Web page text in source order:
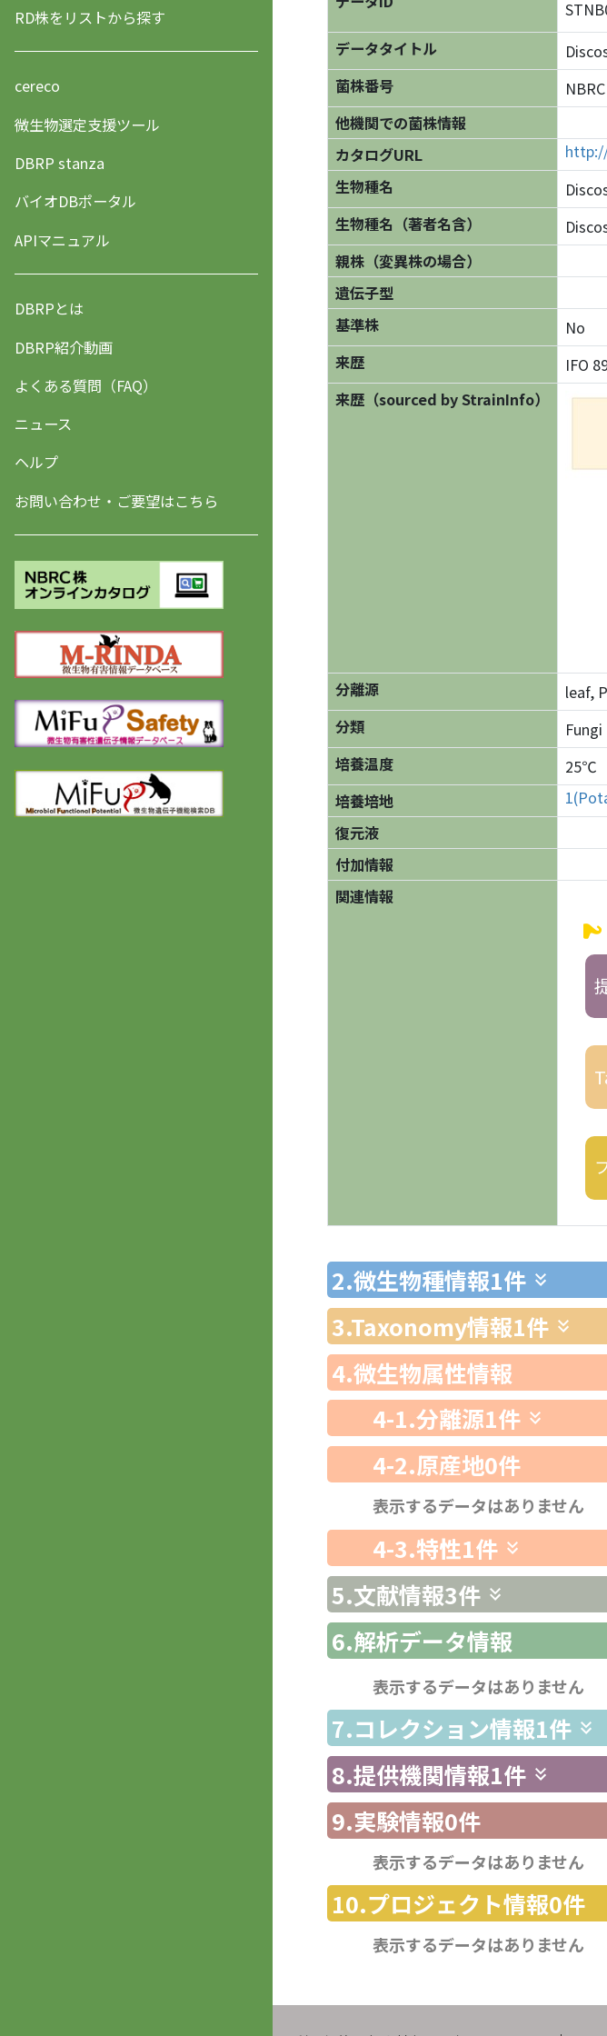
RD株をリストから探す
cereco
微生物選定支援ツール
DBRP stanza
バイオDBポータル
APIマニュアル
DBRPとは
DBRP紹介動画
よくある質問（FAQ）
ニュース
ヘルプ
お問い合わせ・ご要望はこちら
データタイトル
菌株番号
他機関での菌株情報
カタログURL
生物種名
生物種名（著者名含）
親株（変異株の場合）
遺伝子型
基準株
No
来歴
IFO
来歴（sourced by StrainInfo）
分離源
leaf,
分類
Fungi
培養温度
25℃
培養培地
復元液
付加情報
関連情報
2.微生物種情報1件
3.Taxonomy情報1件
4.微生物属性情報
4-1.分離源1件
4-2.原産地0件
表示するデータはありません
4-3.特性1件
5.文献情報3件
6.解析データ情報
表示するデータはありません
7.コレクション情報1件
8.提供機関情報1件
9.実験情報0件
表示するデータはありません
10.プロジェクト情報0件
表示するデータはありません